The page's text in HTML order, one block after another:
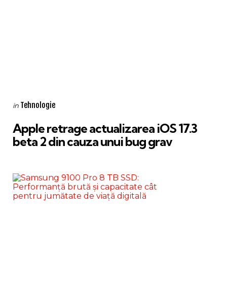
Categories
Posted
in Tehnologie
Apple retrage actualizarea iOS 17.3
beta 2 din cauza unui bug grav